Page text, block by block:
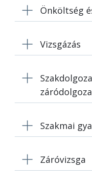
Önköltség
Vizsgázás
Szakmai
Záróvizsga